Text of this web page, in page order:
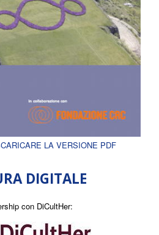
LA VERSIONE PDF
DIGITALE
con DiCultHer: